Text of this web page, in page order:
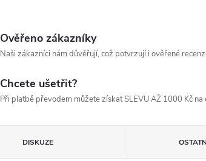
Ověřeno zákazníky
Naši zákazníci nám důvěřují, což potvrzují i ověřené
Chcete ušetřit?
Při platbě převodem můžete získat SLEVU AŽ 1000 Kč na
DISKUZE